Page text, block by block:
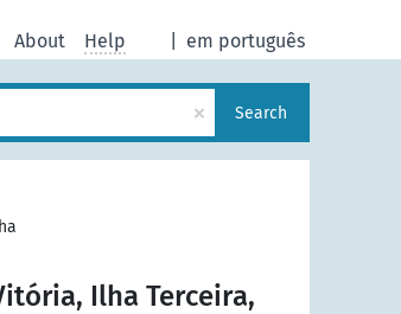
em português
About Help
× Search
Ilha Terceira,